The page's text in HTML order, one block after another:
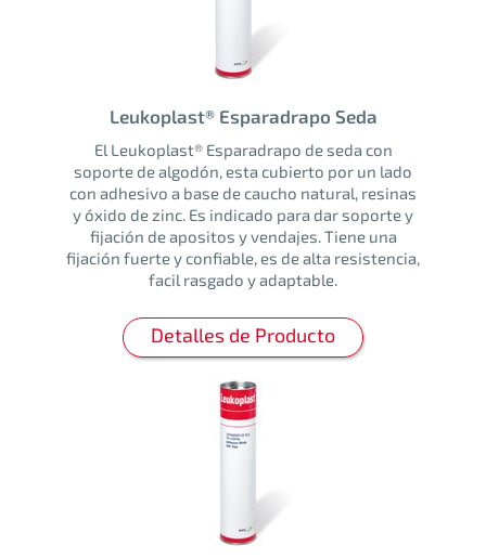
Leukoplast® Esparadrapo Seda
El Leukoplast® Esparadrapo de seda con
soporte de algodón, esta cubierto por un lado
con adhesivo a base de caucho natural, resinas
y óxido de zinc. Es indicado para dar soporte y
fijación de apositos y vendajes. Tiene una
fijación fuerte y confiable, es de alta resistencia,
facil rasgado y adaptable.
Detalles de Producto